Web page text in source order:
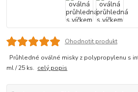
Ohodnotit produkt
Průhledné oválné misky z polypropylenu s
ml / 25 ks. celý popis